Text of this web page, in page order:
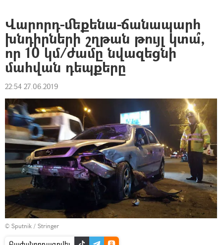
Վարորդ-մեքենա-ճանապարհ
խնդիրների շղթան թույլ կտա՞,
որ 10 կմ/ժամը նվազեցնի
մահվան դեպքերը
22:54 27.06.2019
© Sputnik / Stringer